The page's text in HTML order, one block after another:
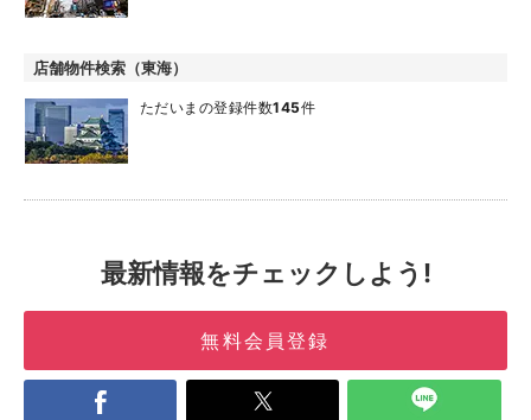
店舗物件検索（東海）
ただいまの登録件数145件
最新情報をチェックしよう!
無料会員登録